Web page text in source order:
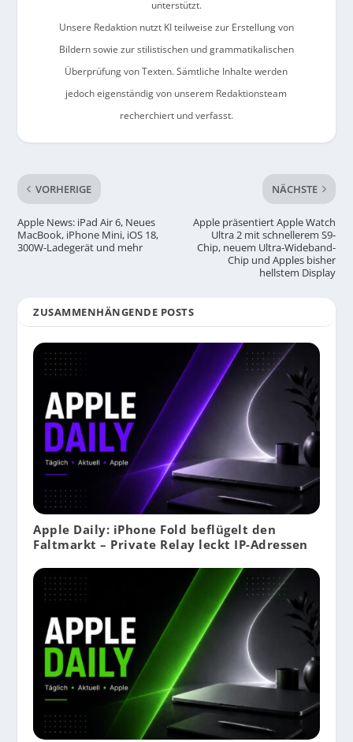
unterstützt.
Unsere Redaktion nutzt KI teilweise zur Erstellung von
Bildern sowie zur stilistischen und grammatikalischen
Überprüfung von Texten. Sämtliche Inhalte werden
jedoch eigenständig von unserem Redaktionsteam
recherchiert und verfasst.
VORHERIGE
Apple News: iPad Air 6, Neues
MacBook, iPhone Mini, iOS 18,
300W-Ladegerät und mehr
NÄCHSTE
Apple präsentiert Apple Watch
Ultra 2 mit schnellerem S9-
Chip, neuem Ultra-Wideband-
Chip und Apples bisher
hellstem Display
ZUSAMMENHÄNGENDE POSTS
Apple Daily: iPhone Fold beflügelt den
Faltmarkt – Private Relay leckt IP-Adressen